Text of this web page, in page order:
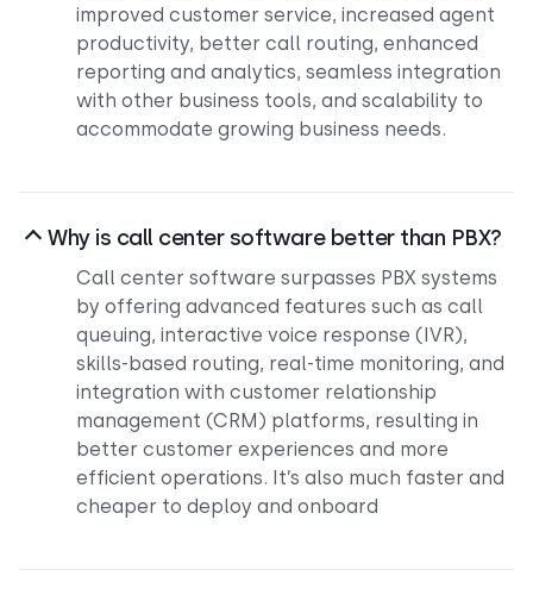
improved customer service, increased agent
productivity, better call routing, enhanced
reporting and analytics, seamless integration
with other business tools, and scalability to
accommodate growing business needs.
Why is call center software better than PBX?
Call center software surpasses PBX systems
by offering advanced features such as call
queuing, interactive voice response (IVR),
skills-based routing, real-time monitoring, and
integration with customer relationship
management (CRM) platforms, resulting in
better customer experiences and more
efficient operations. It’s also much faster and
cheaper to deploy and onboard